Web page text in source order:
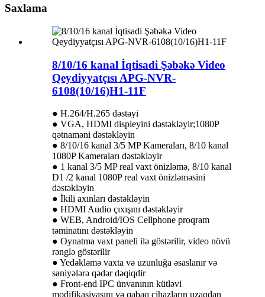
Saxlama
8/10/16 kanal İqtisadi Şəbəkə Video
Qeydiyyatçısı APG-NVR-
6108(10/16)H1-11F
● H.264/H.265 dəstəyi
● VGA, HDMI displeyini dəstəkləyir;1080P
qətnaməni dəstəkləyin
● 8/10/16 kanal 3/5 MP Kameraları, 8/10 kanal
1080P Kameraları dəstəkləyir
● 1 kanal 3/5 MP real vaxt önizləmə, 8/10 kanal
D1 /2 kanal 1080P real vaxt önizləməsini
dəstəkləyin
● İkili axınları dəstəkləyin
● HDMI Audio çıxışını dəstəkləyir
● WEB, Android/IOS Cellphone proqram
təminatını dəstəkləyin
● Oynatma vaxt paneli ilə göstərilir, video növü
rənglə göstərilir
● Yedəkləmə vaxta və uzunluğa əsaslanır və
saniyələrə qədər dəqiqdir
● Front-end IPC ünvanının kütləvi
modifikasiyasını və qabaq cihazların uzaqdan